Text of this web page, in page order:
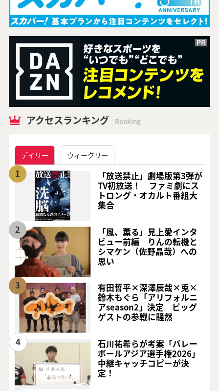
アクセスランキング Ranking
デイリー ウィークリー
1
「放送禁止」劇場版第3弾が
TV初放送！ ファミ劇にス
トロング・オカルト番組大
集合
2
「風、薫る」見上愛インタ
ビュー前編 りんの転機と
シマケン（佐野晶哉）への
思い
3
有田哲平×深澤辰哉×兎×
鈴木もぐら「アリフォルニ
アseason2」決定 ビッグ
ゲストの参戦に騒然
4
石川祐希らが考案「バレー
ボールアジア選手権2026」
中継キャッチコピーが決
定！